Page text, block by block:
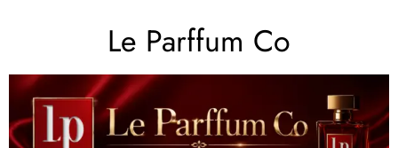
Le Parffum Co